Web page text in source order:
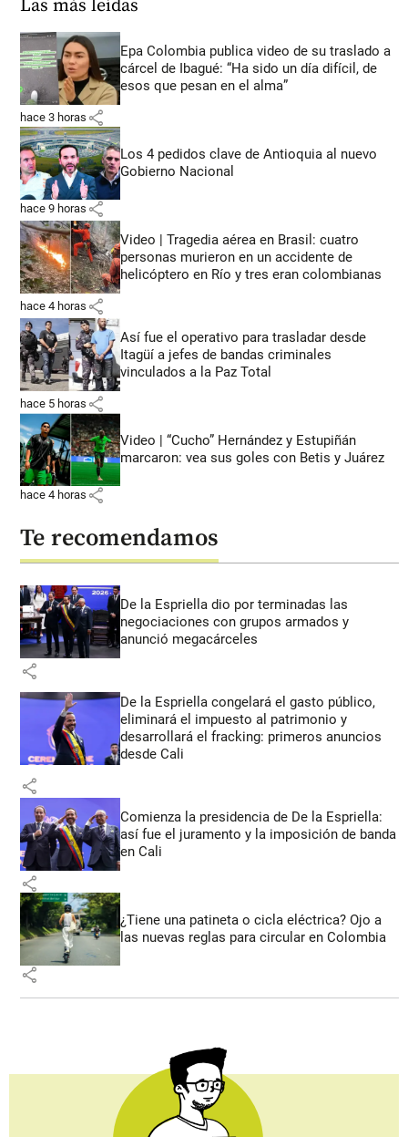
Las más leídas
Epa Colombia publica video de su traslado a
cárcel de Ibagué: “Ha sido un día difícil, de
esos que pesan en el alma”
hace 3 horas share
Los 4 pedidos clave de Antioquia al nuevo
Gobierno Nacional
hace 9 horas share
Video | Tragedia aérea en Brasil: cuatro
personas murieron en un accidente de
helicóptero en Río y tres eran colombianas
hace 4 horas share
Así fue el operativo para trasladar desde
Itagüí a jefes de bandas criminales
vinculados a la Paz Total
hace 5 horas share
Video | “Cucho” Hernández y Estupiñán
marcaron: vea sus goles con Betis y Juárez
hace 4 horas share
Te recomendamos
De la Espriella dio por terminadas las
negociaciones con grupos armados y
anunció megacárceles
share
De la Espriella congelará el gasto público,
eliminará el impuesto al patrimonio y
desarrollará el fracking: primeros anuncios
desde Cali
share
Comienza la presidencia de De la Espriella:
así fue el juramento y la imposición de banda
en Cali
share
¿Tiene una patineta o cicla eléctrica? Ojo a
las nuevas reglas para circular en Colombia
share